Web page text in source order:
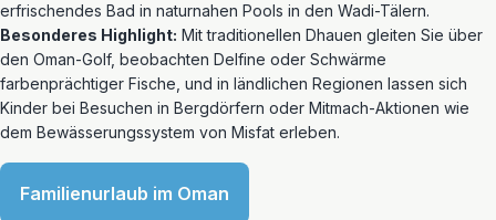
erfrischendes Bad in naturnahen Pools in den Wadi-Tälern.
Besonderes Highlight: Mit traditionellen Dhauen gleiten Sie über
den Oman-Golf, beobachten Delfine oder Schwärme
farbenprächtiger Fische, und in ländlichen Regionen lassen sich
Kinder bei Besuchen in Bergdörfern oder Mitmach-Aktionen wie
dem Bewässerungssystem von Misfat erleben.
Familienurlaub im Oman